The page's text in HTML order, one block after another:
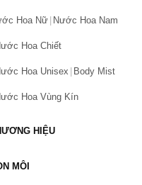
hay mua hàng?
Hoa Nữ Nước Hoa Nam
Hoa Chiết
Hoa Unisex Body Mist
Hoa Vùng Kín
HIỆU
MÔI